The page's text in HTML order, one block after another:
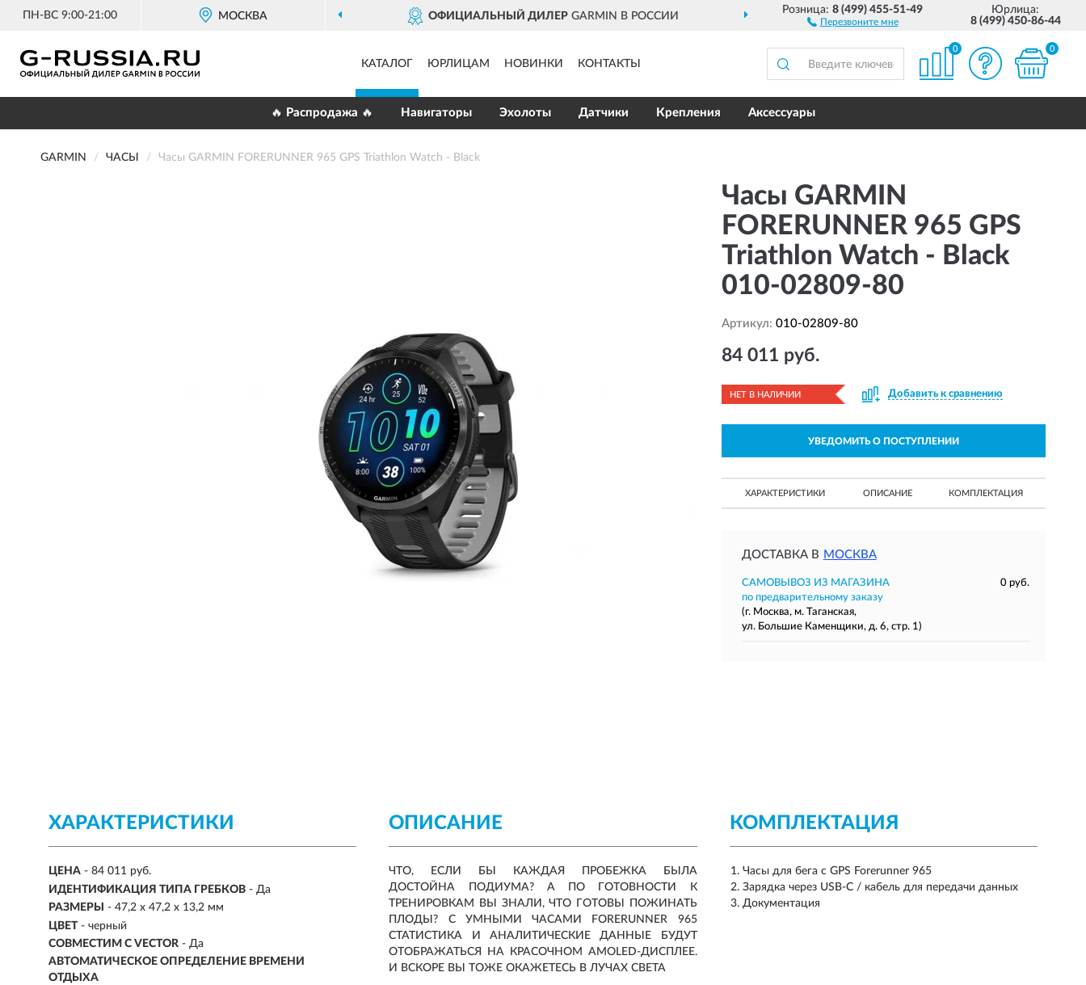
ПН-ВС 9:00-21:00 МОСКВА ОФИЦИАЛЬНЫЙ ДИЛЕР GARMIN В РОССИИ ДОСТАВИМ ПО ВСЕЙ РОССИИ
Розница:8 (499) 455-51-49
Перезвоните мне
Юрлица:
8 (499) 450-86-44
КАТАЛОГ ЮРЛИЦАМ НОВИНКИ КОНТАКТЫ
0 0
🔥 Распродажа 🔥 Навигаторы Эхолоты Датчики Крепления Аксессуары
GARMIN ЧАСЫ Часы GARMIN FORERUNNER 965 GPS Triathlon Watch - Black
Часы GARMIN
FORERUNNER 965 GPS
Triathlon Watch - Black
010-02809-80
Артикул: 010-02809-80
84 011 руб.
НЕТ В НАЛИЧИИ Добавить к сравнению
УВЕДОМИТЬ О ПОСТУПЛЕНИИ
ХАРАКТЕРИСТИКИ ОПИСАНИЕ КОМПЛЕКТАЦИЯ
ДОСТАВКА В МОСКВА
САМОВЫВОЗ ИЗ МАГАЗИНА
0 руб.
по предварительному заказу
(г. Москва, м. Таганская,
ул. Большие Каменщики, д. 6, стр. 1)
ХАРАКТЕРИСТИКИ
ЦЕНА - 84 011 руб.
ИДЕНТИФИКАЦИЯ ТИПА ГРЕБКОВ - Да
РАЗМЕРЫ
- 47,2 х 47,2 х 13,2 мм
ЦВЕТ - черный
СОВМЕСТИМ С VECTOR - Да
АВТОМАТИЧЕСКОЕ ОПРЕДЕЛЕНИЕ ВРЕМЕНИ
ОТДЫХА
КОМПЛЕКТАЦИЯ
Часы для бега с GPS Forerunner 965
Зарядка через USB-C / кабель для передачи данных
Документация
ОПИСАНИЕ
ЧТО, ЕСЛИ БЫ КАЖДАЯ ПРОБЕЖКА БЫЛА
ДОСТОЙНА ПОДИУМА? А ПО ГОТОВНОСТИ К
ТРЕНИРОВКАМ ВЫ ЗНАЛИ, ЧТО ГОТОВЫ ПОЖИНАТЬ
ПЛОДЫ? С УМНЫМИ ЧАСАМИ FORERUNNER 965
СТАТИСТИКА И АНАЛИТИЧЕСКИЕ ДАННЫЕ БУДУТ
ОТОБРАЖАТЬСЯ НА КРАСОЧНОМ AMOLED-ДИСПЛЕЕ.
И ВСКОРЕ ВЫ ТОЖЕ ОКАЖЕТЕСЬ В ЛУЧАХ СВЕТА